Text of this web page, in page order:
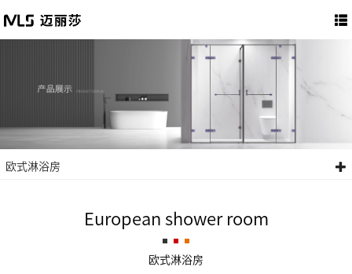
欧式淋浴房
European shower room
欧式淋浴房